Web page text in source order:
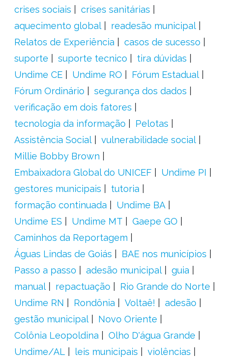
crises sociais
crises sanitárias
aquecimento global
readesão municipal
Relatos de Experiência
casos de sucesso
suporte
suporte tecnico
tira dúvidas
Undime CE
Undime RO
Fórum Estadual
Fórum Ordinário
segurança dos dados
verificação em dois fatores
tecnologia da informação
Pelotas
Assistência Social
vulnerabilidade social
Millie Bobby Brown
Embaixadora Global do UNICEF
Undime PI
gestores municipais
tutoria
formação continuada
Undime BA
Undime ES
Undime MT
Gaepe GO
Caminhos da Reportagem
Águas Lindas de Goiás
BAE nos municípios
Passo a passo
adesão municipal
guia
manual
repactuação
Rio Grande do Norte
Undime RN
Rondônia Voltaê!
adesão
gestão municipal
Novo Oriente
Colônia Leopoldina
Olho D'água Grande
Undime/AL
leis municipais
violências